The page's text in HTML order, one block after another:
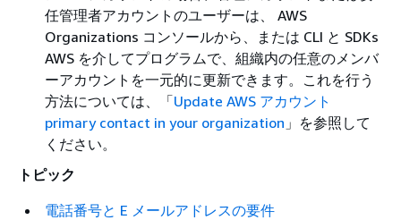
任管理者アカウントのユーザーは、 AWS
Organizations コンソールから、または CLI と SDKs
AWS を介してプログラムで、組織内の任意のメンバ
ーアカウントを一元的に更新できます。これを行う
方法については、「Update AWS アカウント
primary contact in your organization 」を参照して
ください。
トピック
電話番号と E メールアドレスの要件